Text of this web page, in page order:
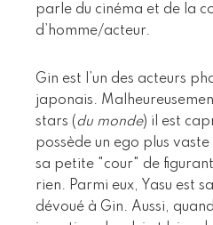
parle du cinéma et de la
d’homme/acteur.
Gin est l’un des acteurs
japonais.
stars (du monde) il est
possède un ego plus
sa petite "cour" de
rien. Parmi eux, Yasu est
dévoué à Gin. Aussi,